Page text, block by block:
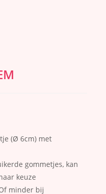
(Ø 6cm) met
gommetjes, kan
keuze
minder bij